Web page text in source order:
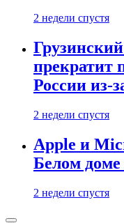
2 недели спустя
прекратит
России из-
2 недели спустя
Apple и
Белом доме
2 недели спустя